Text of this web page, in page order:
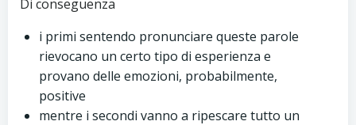
Di conseguenza
i primi sentendo pronunciare queste parole
rievocano un certo tipo di esperienza e
provano delle emozioni, probabilmente,
positive
mentre i secondi vanno a ripescare tutto un